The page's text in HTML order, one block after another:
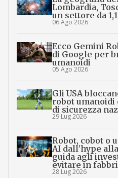
Lombardia,
un settore da
06 Ago 2026
Ecco Gemini
di Google per
umanoidi
05 Ago 2026
Gli USA
robot umanoidi
di sicurezza
29 Lug 2026
Robot, cobot o
AI dall’hype
guida agli
evitare in
28 Lug 2026